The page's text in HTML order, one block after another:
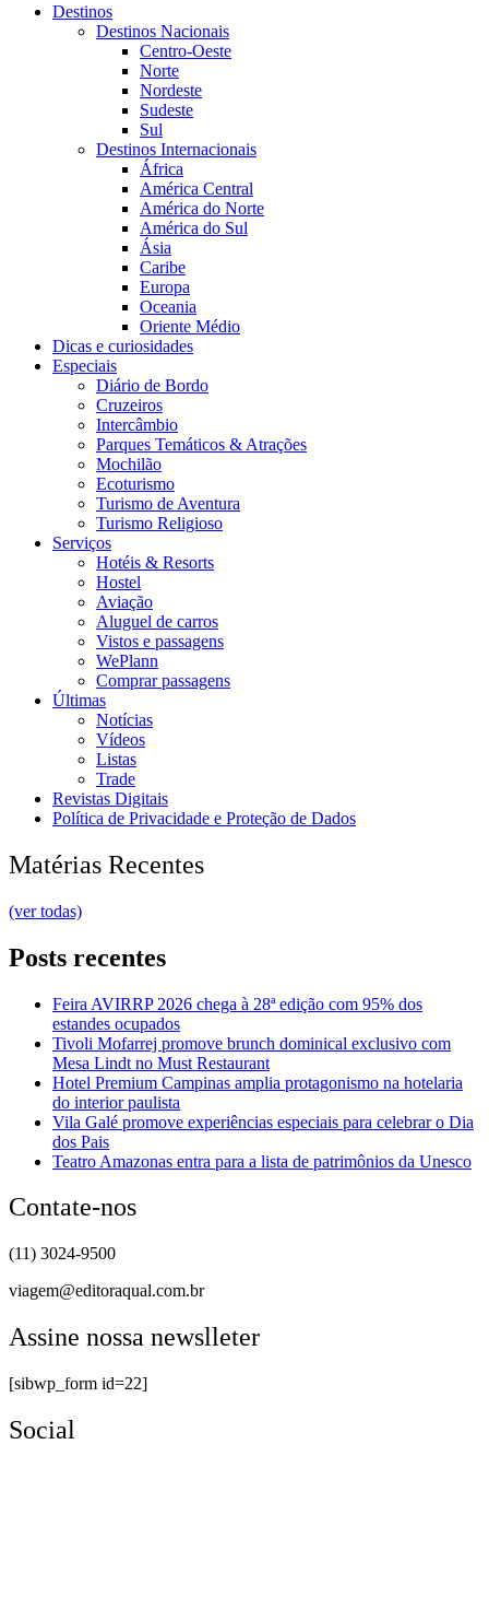
Destinos
Destinos Nacionais
Centro-Oeste
Norte
Nordeste
Sudeste
Sul
Destinos Internacionais
África
América Central
América do Norte
América do Sul
Ásia
Caribe
Europa
Oceania
Oriente Médio
Dicas e curiosidades
Especiais
Diário de Bordo
Cruzeiros
Intercâmbio
Parques Temáticos & Atrações
Mochilão
Ecoturismo
Turismo de Aventura
Turismo Religioso
Serviços
Hotéis & Resorts
Hostel
Aviação
Aluguel de carros
Vistos e passagens
WePlann
Comprar passagens
Últimas
Notícias
Vídeos
Listas
Trade
Revistas Digitais
Política de Privacidade e Proteção de Dados
Matérias Recentes
(ver todas)
Posts recentes
Feira AVIRRP 2026 chega à 28ª edição com 95% dos
estandes ocupados
Tivoli Mofarrej promove brunch dominical exclusivo com
Mesa Lindt no Must Restaurant
Hotel Premium Campinas amplia protagonismo na hotelaria
do interior paulista
Vila Galé promove experiências especiais para celebrar o Dia
dos Pais
Teatro Amazonas entra para a lista de patrimônios da Unesco
Contate-nos
(11) 3024-9500
viagem@editoraqual.com.br
Assine nossa newslleter
[sibwp_form id=22]
Social